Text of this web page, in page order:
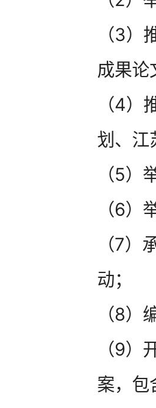
（3
成果论
（4
划、江
（5
（6
（7）
动；
（8
（9
案，